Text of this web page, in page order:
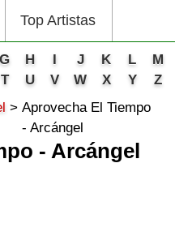
Top Artistas
G H I J K L
M
T U V W X Y
Z
Aprovecha El Tiempo
- Arcángel
- Arcángel